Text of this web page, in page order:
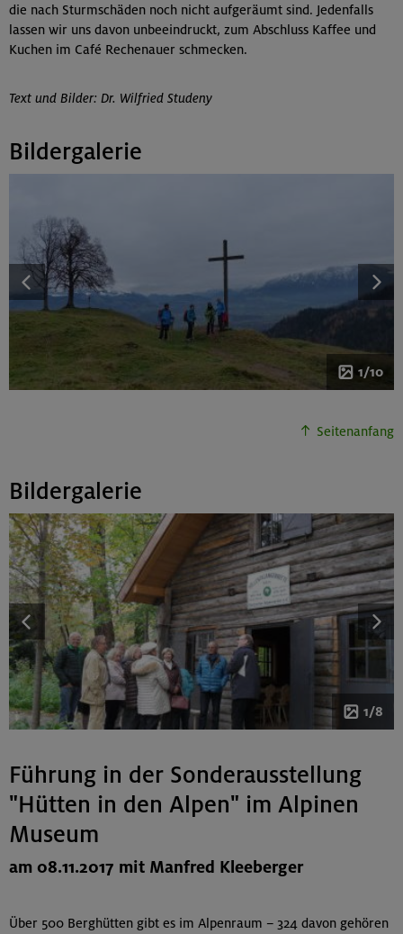
die nach Sturmschäden noch nicht aufgeräumt sind. Jedenfalls
lassen wir uns davon unbeeindruckt, zum Abschluss Kaffee und
Kuchen im Café Rechenauer schmecken.
Text und Bilder: Dr. Wilfried Studeny
Bildergalerie
1/10
Seitenanfang
Bildergalerie
1/8
Führung in der Sonderausstellung
"Hütten in den Alpen" im Alpinen
Museum
am 08.11.2017 mit Manfred Kleeberger
Über 500 Berghütten gibt es im Alpenraum – 324 davon gehören